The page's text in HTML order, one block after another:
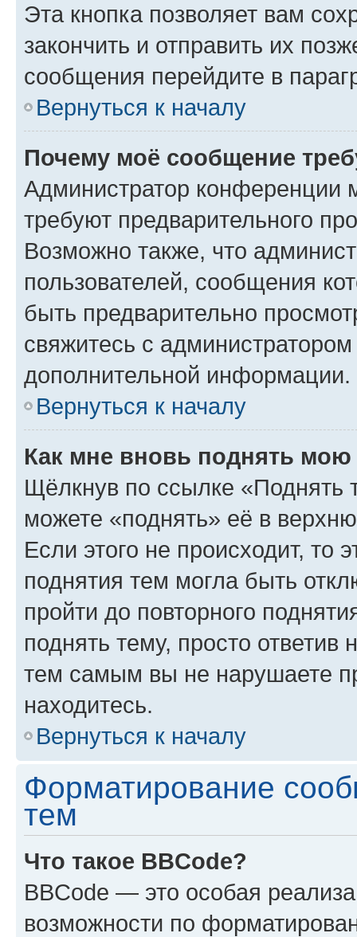
Эта кнопка позволяет вам
закончить и отправить их
сообщения перейдите в
Вернуться к началу
Почему моё сообщение
Администратор конференции
требуют предварительного
Возможно также, что
пользователей, сообщения
быть предварительно
свяжитесь с
дополнительной информации.
Вернуться к началу
Как мне вновь поднять мою
Щёлкнув по ссылке «Поднять
можете «поднять» её в
Если этого не происходит, то
поднятия тем могла быть
пройти до повторного
поднять тему, просто ответив
тем самым вы не нарушаете
находитесь.
Вернуться к началу
Форматирование
тем
Что такое BBCode?
BBCode — это особая
возможности по